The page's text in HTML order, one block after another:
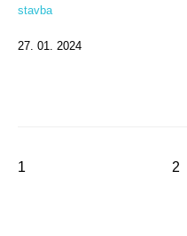
stavba
27. 01. 2024
1 2